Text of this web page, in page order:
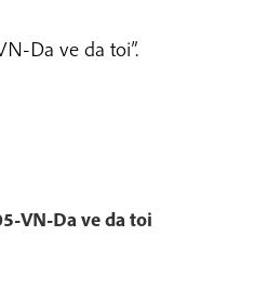
Da ve da toi”.
VN-Da ve da toi